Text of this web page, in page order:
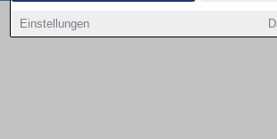
Einstellungen
Copyright © 2000 - 2026 | 1A Infosysteme GmbH |